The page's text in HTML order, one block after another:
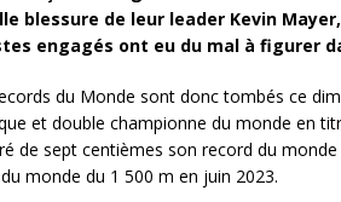
blessure de leur leader Kevin
engagés ont eu du mal à figurer
du Monde sont donc tombés ce
et double championne du monde en
de sept centièmes son record du monde
monde du 1 500 m en juin 2023.